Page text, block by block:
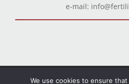
e-mail:
Terms of use –Privacy
We use cookies to ensure